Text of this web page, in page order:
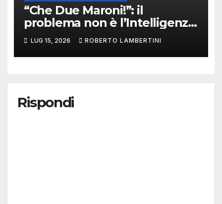
“Che Due Maroni!”: il
problema non è l’Intelligenza
Artificiale. Il problema siamo
noi
LUG 15, 2026 ROBERTO LAMBERTINI
Rispondi